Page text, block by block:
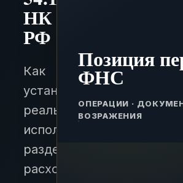
НК
РФ
Как
установить
реального
исполнителя,
разделить
расходы
Позиция
ФНС
ОПЕРАЦИИ ·
ВОЗРАЖЕНИЯ